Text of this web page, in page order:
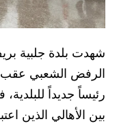
شهدت بلدة جلبية
الرفض الشعبي عقب
رئيساً جديداً
بين الأهالي الذين